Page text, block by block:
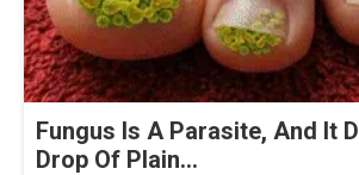
Fungus Is A Parasite, And It
Drop Of Plain...